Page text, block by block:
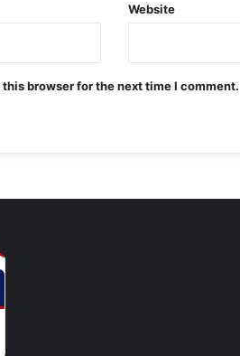
Website
browser for the next time I comment.